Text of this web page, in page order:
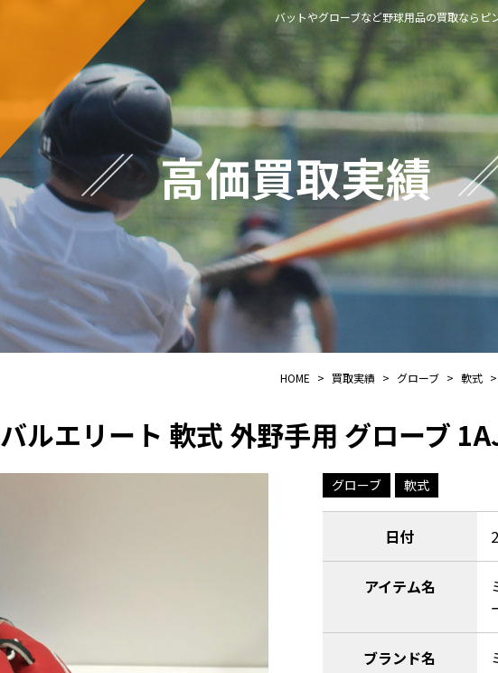
バットやグローブなど野球用品の買取なら
高価買取実績
HOME > 買取実績 > グローブ > 軟式 >
ルエリート 軟式 外野手用 グローブ
グローブ 軟式
日付
アイテム名
ブランド名